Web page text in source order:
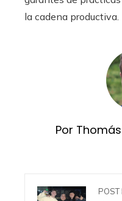
la cadena productiva.
Por
POST